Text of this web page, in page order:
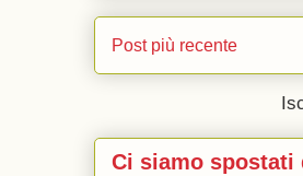
Post più recente
Ci siamo spostati